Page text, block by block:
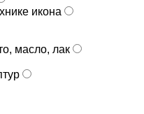
икона
масло, лак